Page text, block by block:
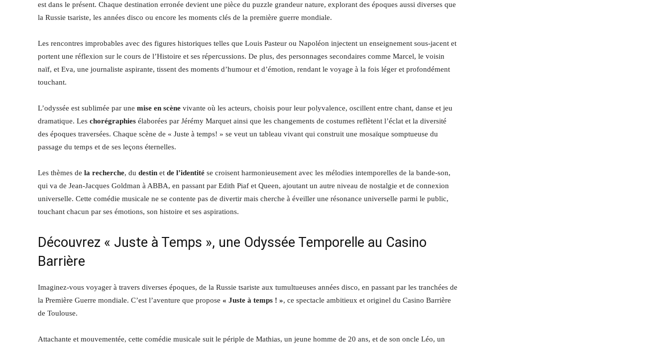
est dans le présent. Chaque destination erronée devient une pièce du puzzle grandeur nature, explorant des époques aussi diverses que
la Russie tsariste, les années disco ou encore les moments clés de la première guerre mondiale.
Les rencontres improbables avec des figures historiques telles que Louis Pasteur ou Napoléon injectent un enseignement sous-jacent et
portent une réflexion sur le cours de l’Histoire et ses répercussions. De plus, des personnages secondaires comme Marcel, le voisin
naïf, et Eva, une journaliste aspirante, tissent des moments d’humour et d’émotion, rendant le voyage à la fois léger et profondément
touchant.
L’odyssée est sublimée par une mise en scène vivante où les acteurs, choisis pour leur polyvalence, oscillent entre chant, danse et jeu
dramatique. Les chorégraphies élaborées par Jérémy Marquet ainsi que les changements de costumes reflètent l’éclat et la diversité
des époques traversées. Chaque scène de « Juste à temps! » se veut un tableau vivant qui construit une mosaïque somptueuse du
passage du temps et de ses leçons éternelles.
Les thèmes de la recherche, du destin et de l’identité se croisent harmonieusement avec les mélodies intemporelles de la bande-son,
qui va de Jean-Jacques Goldman à ABBA, en passant par Edith Piaf et Queen, ajoutant un autre niveau de nostalgie et de connexion
universelle. Cette comédie musicale ne se contente pas de divertir mais cherche à éveiller une résonance universelle parmi le public,
touchant chacun par ses émotions, son histoire et ses aspirations.
Découvrez « Juste à Temps », une Odyssée Temporelle au Casino
Barrière
Imaginez-vous voyager à travers diverses époques, de la Russie tsariste aux tumultueuses années disco, en passant par les tranchées de
la Première Guerre mondiale. C’est l’aventure que propose « Juste à temps ! », ce spectacle ambitieux et originel du Casino Barrière
de Toulouse.
Attachante et mouvementée, cette comédie musicale suit le périple de Mathias, un jeune homme de 20 ans, et de son oncle Léo, un